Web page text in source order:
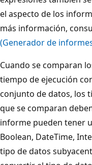
el aspecto de los
más información,
(Generador de
Cuando se comparan
tiempo de ejecución
conjunto de datos, los
que se comparan
informe pueden tener
Boolean, DateTime,
tipo de datos